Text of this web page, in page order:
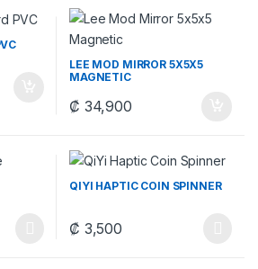
LEE MOD MIRROR 5X5X5
MAGNETIC
₡ 34,900
variantes. Las opciones se
QIYI HAPTIC COIN SPINNER
₡ 3,500
Este producto tiene múltiples